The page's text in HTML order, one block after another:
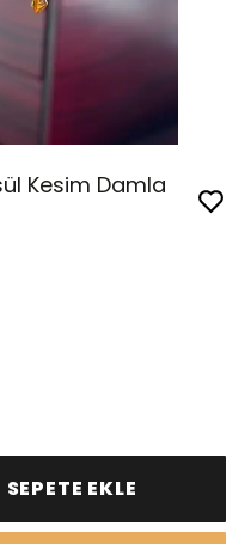
Kesim Damla
SEPETE EKLE